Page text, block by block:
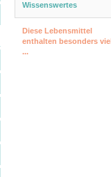
Wissenswertes
Diese Lebensmittel
enthalten besonders
...